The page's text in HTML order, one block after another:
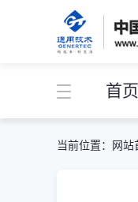
首页
当前位置： 网站